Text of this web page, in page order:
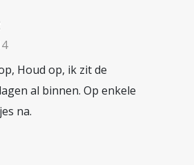
Houd op, ik zit de
al binnen. Op enkele
na.